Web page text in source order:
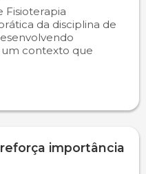
Fisioterapia
da disciplina de
contexto que
importância